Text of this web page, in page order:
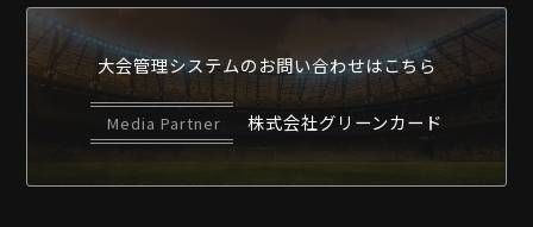
大会管理システムのお問い合わせはこちら
Media Partner 株式会社グリーンカード